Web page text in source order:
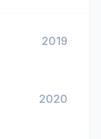
2019
2020